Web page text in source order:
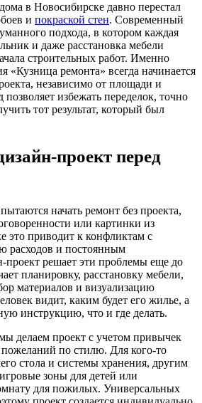
в Новосибирске давно перестал
и покраской стен. Современный
подхода, в котором каждая
и даже расстановка мебели
строительных работ. Именно
«Кузница ремонта» всегда начинается
независимо от площади и
избежать переделок, точно
тот результат, который был
проект перед
начать ремонт без проекта,
или картинки из
это приводит к конфликтам с
расходов и постоянным
проект решает эти проблемы еще до
планировку, расстановку мебели,
материалов и визуализацию
видит, каким будет его жилье, а
инструкцию, что и где делать.
делаем проект с учетом привычек
по стилю. Для кого-то
стола и системы хранения, другим
зоны для детей или
для пожилых. Универсальных